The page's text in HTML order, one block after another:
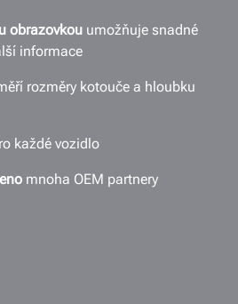
obrazovkou umožňuje snadné
informace
rozměry kotouče a hloubku
každé vozidlo
mnoha OEM partnery